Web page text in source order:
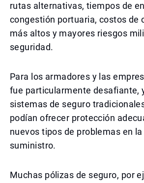
rutas alternativas, tiempos de
congestión portuaria, costos de
más altos y mayores riesgos
seguridad.
Para los armadores y las
fue particularmente desafiante,
sistemas de seguro
podían ofrecer protección
nuevos tipos de problemas en
suministro.
Muchas pólizas de seguro, por